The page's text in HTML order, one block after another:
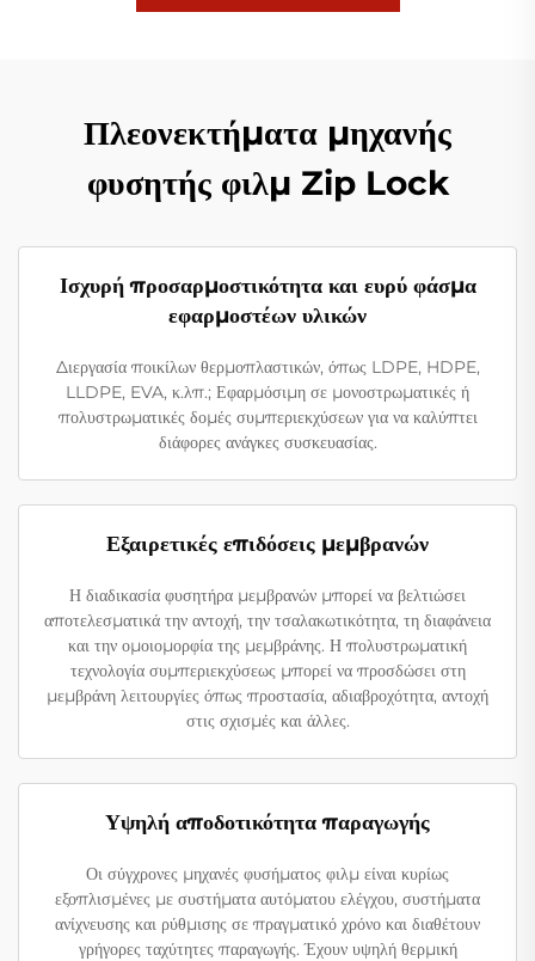
Πλεονεκτήματα μηχανής
φυσητής φιλμ Zip Lock
Ισχυρή προσαρμοστικότητα και ευρύ φάσμα
εφαρμοστέων υλικών
Διεργασία ποικίλων θερμοπλαστικών, όπως LDPE, HDPE,
LLDPE, EVA, κ.λπ.; Εφαρμόσιμη σε μονοστρωματικές ή
πολυστρωματικές δομές συμπεριεκχύσεων για να καλύπτει
διάφορες ανάγκες συσκευασίας.
Εξαιρετικές επιδόσεις μεμβρανών
Η διαδικασία φυσητήρα μεμβρανών μπορεί να βελτιώσει
αποτελεσματικά την αντοχή, την τσαλακωτικότητα, τη διαφάνεια
και την ομοιομορφία της μεμβράνης. Η πολυστρωματική
τεχνολογία συμπεριεκχύσεως μπορεί να προσδώσει στη
μεμβράνη λειτουργίες όπως προστασία, αδιαβροχότητα, αντοχή
στις σχισμές και άλλες.
Υψηλή αποδοτικότητα παραγωγής
Οι σύγχρονες μηχανές φυσήματος φιλμ είναι κυρίως
εξοπλισμένες με συστήματα αυτόματου ελέγχου, συστήματα
ανίχνευσης και ρύθμισης σε πραγματικό χρόνο και διαθέτουν
γρήγορες ταχύτητες παραγωγής. Έχουν υψηλή θερμική